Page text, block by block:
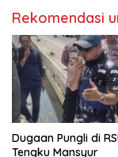
Rekomendasi
Dugaan Pungli di
Tengku Mansyur